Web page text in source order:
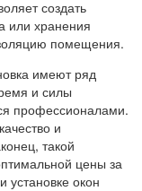
создать
или хранения
помещения.
имеют ряд
и силы
профессионалами.
и
такой
цены за
установке окон